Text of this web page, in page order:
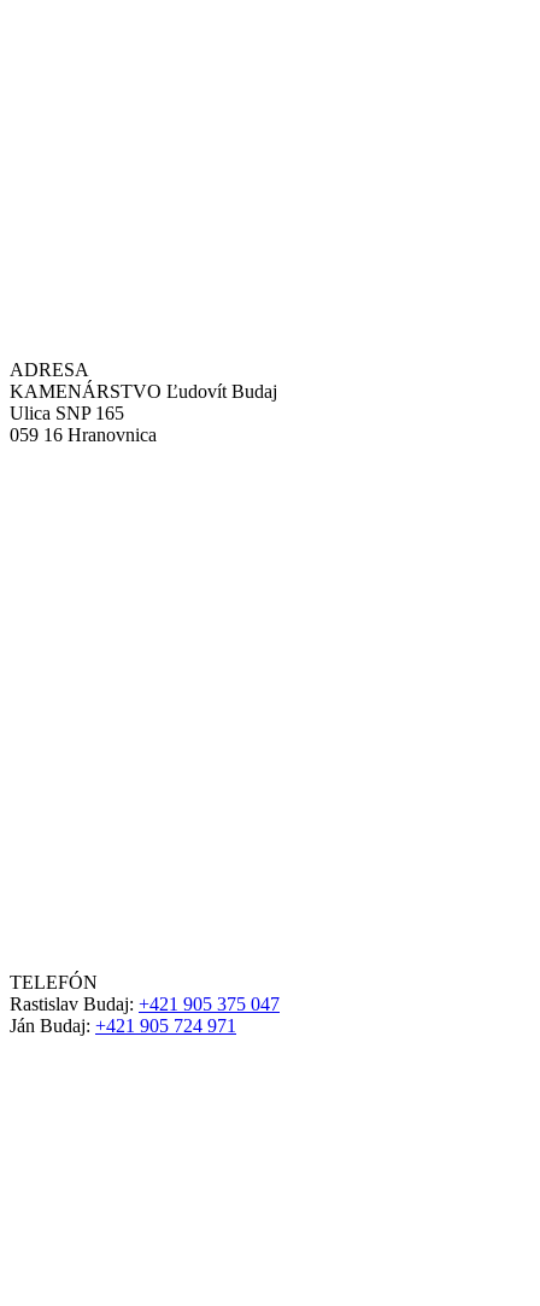
ADRESA
KAMENÁRSTVO Ľudovít Budaj
Ulica SNP 165
059 16 Hranovnica
TELEFÓN
Rastislav Budaj: +421 905 375 047
Ján Budaj: +421 905 724 971